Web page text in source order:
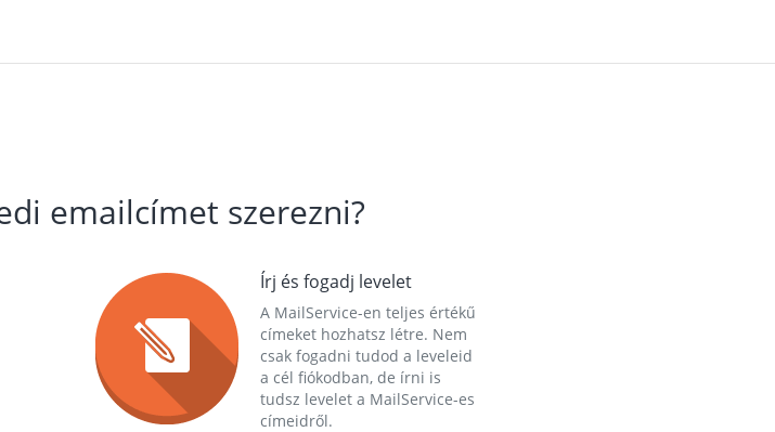
emailcímet szerezni?
Írj és fogadj levelet
A MailService-en teljes értékű
címeket hozhatsz létre. Nem
csak fogadni tudod a leveleid
a cél fiókodban, de írni is
tudsz levelet a MailService-es
címeidről.